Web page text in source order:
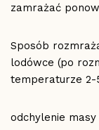
zamrażać
Sposób
lodówce (po
temperaturze 2-
odchylenie